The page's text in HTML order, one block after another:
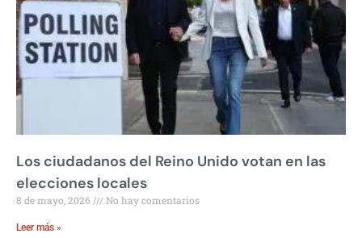
Los ciudadanos del Reino Unido votan en las
elecciones locales
8 de mayo, 2026 No hay comentarios
Leer más »